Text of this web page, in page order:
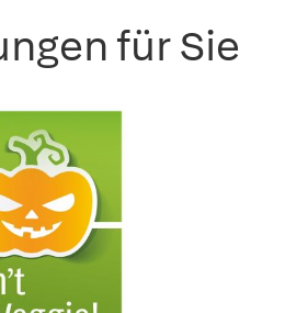
für Sie